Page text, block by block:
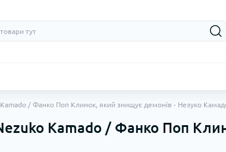
/ Фанко Поп Клинок, який знищує демонів - Незуко
Kamado / Фанко Поп